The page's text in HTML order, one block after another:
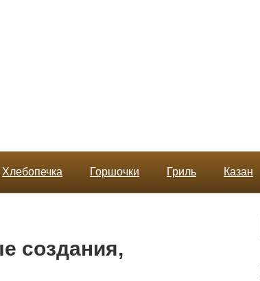
Хлебопечка Горшочки Гриль Казан
создания,